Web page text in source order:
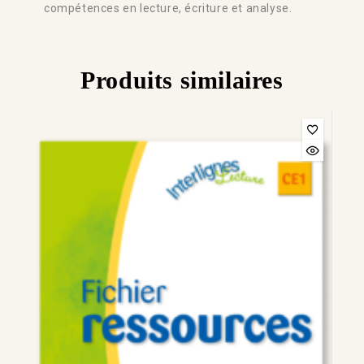
compétences en lecture, écriture et analyse.
Produits similaires